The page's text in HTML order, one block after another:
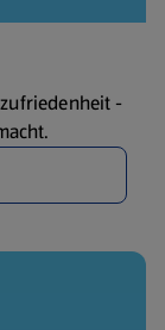
-